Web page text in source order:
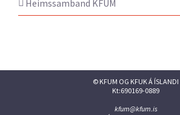
Heimssamband KFUM
© KFUM OG KFUK Á ÍSLANDI
Kt:690169-0889
kfum@kfum.is